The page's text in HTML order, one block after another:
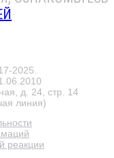
2025.
д. 24, стр. 14
линия)
реакции